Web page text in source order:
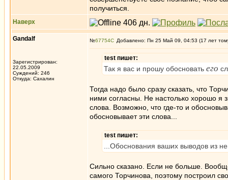
получиться.
Наверх
Gandalf
Зарегистрирован:
22.05.2009
Суждений: 246
Откуда: Сахалин
№67754 Добавлено: Пн 25 Май 09, 04:53 (17 лет
test пишет:
Так я вас и прошу обосновать его
Тогда надо было сразу сказать, что
ними согласны. Не настолько хорошо я
слова. Возможно, что где-то и
обосновывает эти слова...
test пишет:
...Обоснования ваших выводов из
Сильно сказано. Если не больше.
самого Торчинова, поэтому построил